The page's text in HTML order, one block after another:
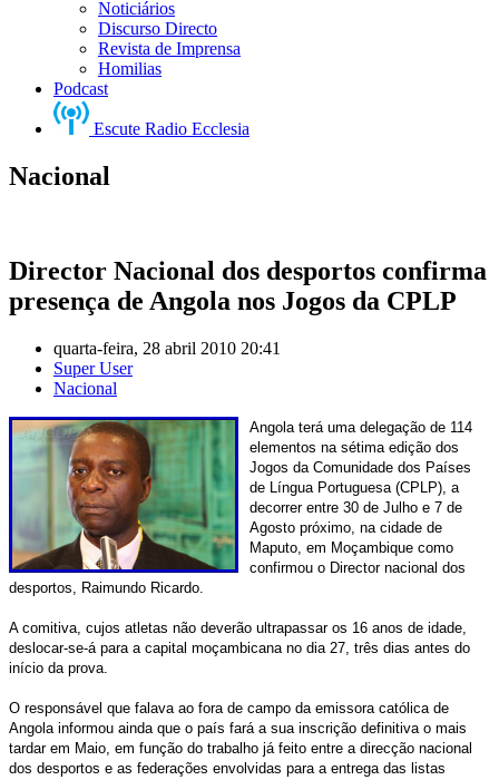
Noticiários
Discurso Directo
Revista de Imprensa
Homilias
Podcast
Escute Radio Ecclesia
Nacional
Director Nacional dos desportos confirma
presença de Angola nos Jogos da CPLP
quarta-feira, 28 abril 2010 20:41
Super User
Nacional
Angola terá uma delegação de 114
elementos na sétima edição dos
Jogos da Comunidade dos Países
de Língua Portuguesa (CPLP), a
decorrer entre 30 de Julho e 7 de
Agosto próximo, na cidade de
Maputo, em Moçambique como
confirmou o Director nacional dos
desportos, Raimundo Ricardo.
A comitiva, cujos atletas não deverão ultrapassar os 16 anos de idade,
deslocar-se-á para a capital moçambicana no dia 27, três dias antes do
início da prova.
O responsável que falava ao fora de campo da emissora católica de
Angola informou ainda que o país fará a sua inscrição definitiva o mais
tardar em Maio, em função do trabalho já feito entre a direcção nacional
dos desportos e as federações envolvidas para a entrega das listas